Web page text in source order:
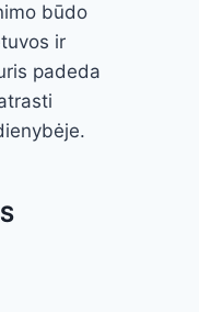
būdo
ir
padeda